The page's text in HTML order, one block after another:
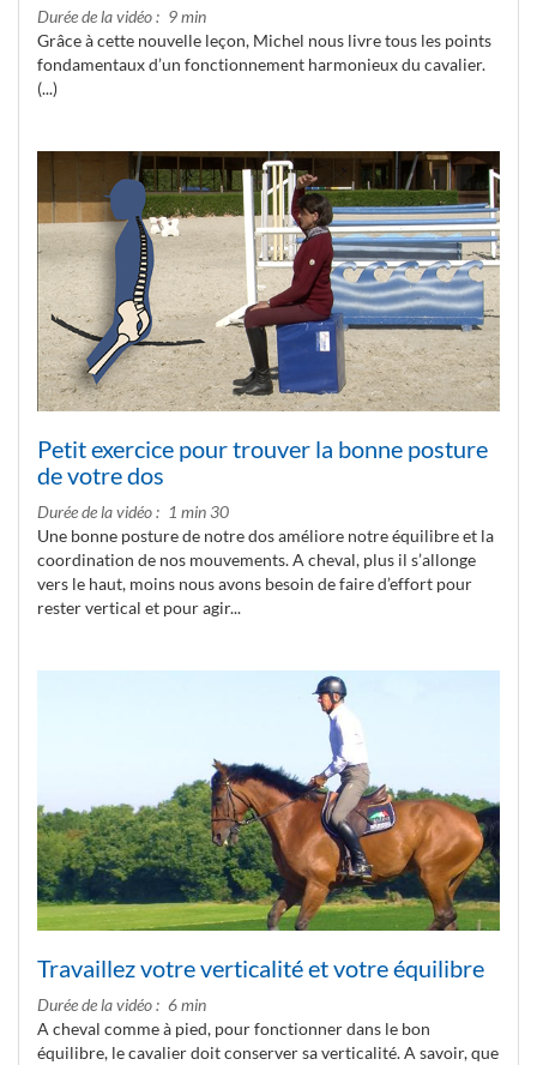
Durée de la vidéo
9 min
Grâce à cette nouvelle leçon, Michel nous livre tous les points
fondamentaux d’un fonctionnement harmonieux du cavalier.
(...)
Petit exercice pour trouver la bonne posture
de votre dos
Durée de la vidéo
1 min 30
Une bonne posture de notre dos améliore notre équilibre et la
coordination de nos mouvements. A cheval, plus il s’allonge
vers le haut, moins nous avons besoin de faire d’effort pour
rester vertical et pour agir...
Travaillez votre verticalité et votre équilibre
Durée de la vidéo
6 min
A cheval comme à pied, pour fonctionner dans le bon
équilibre, le cavalier doit conserver sa verticalité. A savoir, que